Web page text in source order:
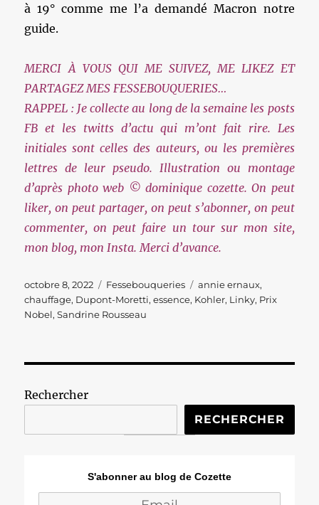
à 19° comme me l’a demandé Macron notre
guide.
MERCI À VOUS QUI ME SUIVEZ, ME LIKEZ ET
PARTAGEZ MES FESSEBOUQUERIES…
RAPPEL : Je collecte au long de la semaine les posts
FB et les twitts d’actu qui m’ont fait rire. Les
initiales sont celles des auteurs, ou les premières
lettres de leur pseudo. Illustration ou montage
d’après photo web © dominique cozette. On peut
liker, on peut partager, on peut s’abonner, on peut
commenter, on peut faire un tour sur mon site,
mon blog, mon Insta. Merci d’avance.
Publié
le
octobre 8, 2022 Catégories
Fessebouqueries Étiquettes
annie ernaux,
chauffage, Dupont-Moretti,essence, Kohler, Linky, Prix
Nobel,Sandrine Rousseau
Rechercher
RECHERCHER
S'abonner au blog de Cozette